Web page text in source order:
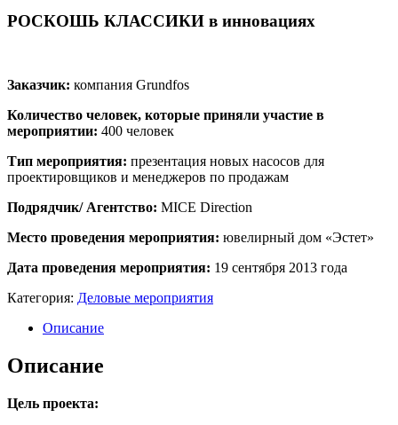
РОСКОШЬ КЛАССИКИ в инновациях
Заказчик: компания Grundfos
Количество человек, которые приняли участие в
мероприятии: 400 человек
Тип мероприятия: презентация новых насосов для
проектировщиков и менеджеров по продажам
Подрядчик/ Агентство: MICE Direction
Место проведения мероприятия: ювелирный дом «Эстет»
Дата проведения мероприятия: 19 сентября 2013 года
Категория: Деловые мероприятия
Описание
Описание
Цель проекта: